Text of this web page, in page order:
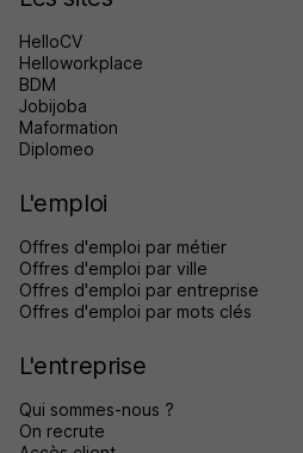
HelloCV
Helloworkplace
BDM
Jobijoba
Maformation
Diplomeo
L'emploi
Offres d'emploi par métier
Offres d'emploi par ville
Offres d'emploi par entreprise
Offres d'emploi par mots clés
L'entreprise
Qui sommes-nous ?
On recrute